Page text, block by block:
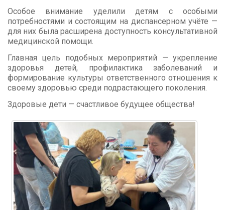
Особое внимание уделили детям с особыми
потребностями и состоящим на диспансерном учёте —
для них была расширена доступность консультативной
медицинской помощи.
Главная цель подобных мероприятий — укрепление
здоровья детей, профилактика заболеваний и
формирование культуры ответственного отношения к
своему здоровью среди подрастающего поколения.
Здоровые дети — счастливое будущее общества!